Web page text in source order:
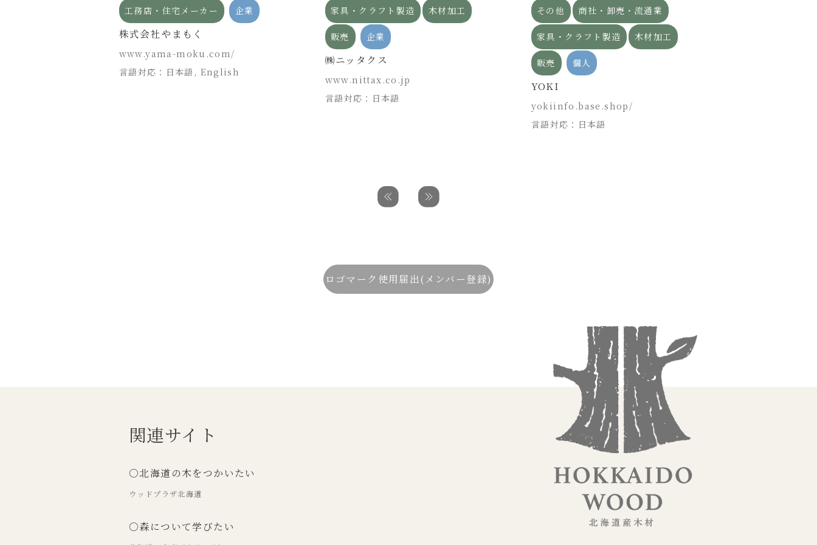
工務店・住宅メーカー 企業
株式会社やまもく
www.yama-moku.com/
言語対応：日本語, English
家具・クラフト製造 木材加工
販売 企業
㈱ニッタクス
www.nittax.co.jp
言語対応：日本語
その他 商社・卸売・流通業
家具・クラフト製造 木材加工
販売 個人
YOKI
yokiinfo.base.shop/
言語対応：日本語
ロゴマーク使用届出(メンバー登録)
関連サイト
○北海道の木をつかいたい
ウッドプラザ北海道
○森について学びたい